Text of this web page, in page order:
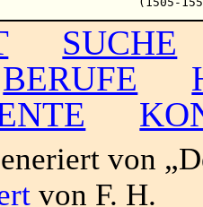
SUCHE
BERUFE
von
von F. H.